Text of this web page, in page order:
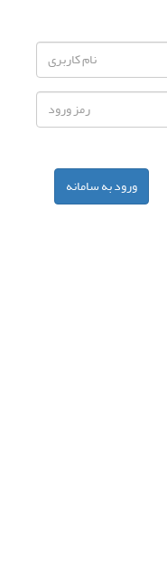
ورود به سامانه